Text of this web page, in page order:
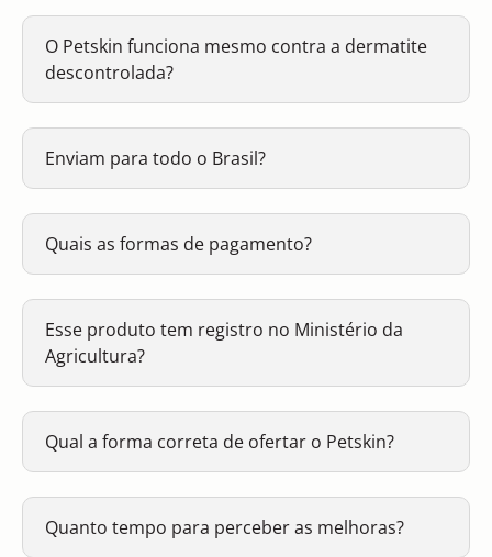
O Petskin funciona mesmo contra a dermatite
descontrolada?
Enviam para todo o Brasil?
Quais as formas de pagamento?
Esse produto tem registro no Ministério da
Agricultura?
Qual a forma correta de ofertar o Petskin?
Quanto tempo para perceber as melhoras?